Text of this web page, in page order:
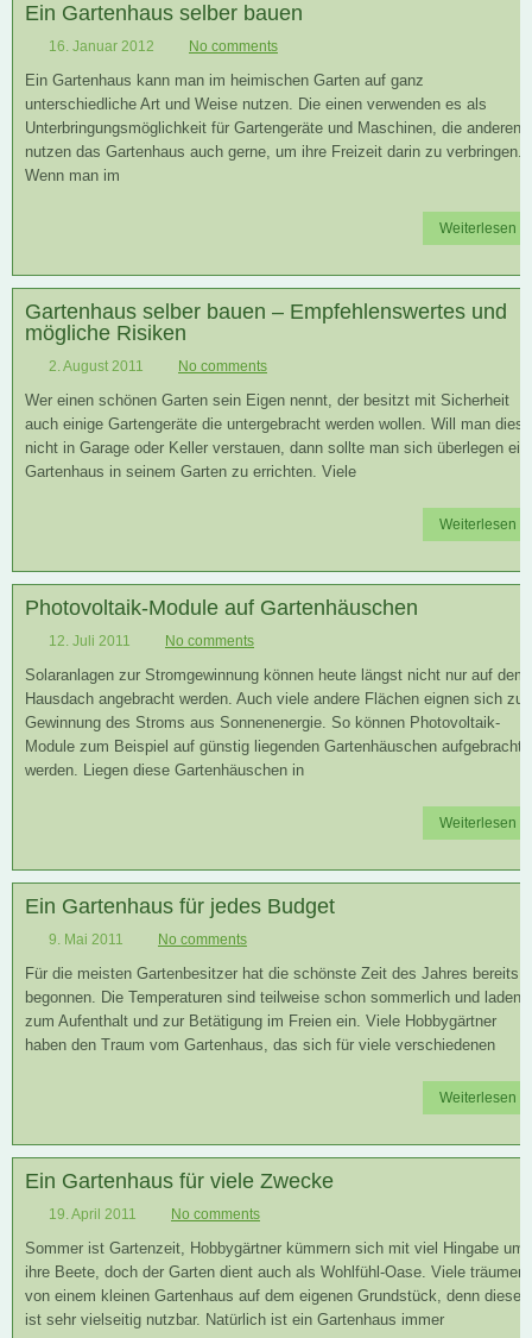
Ein Gartenhaus selber bauen
16. Januar 2012 No comments
Ein Gartenhaus kann man im heimischen Garten auf ganz
unterschiedliche Art und Weise nutzen. Die einen verwenden es als
Unterbringungsmöglichkeit für Gartengeräte und Maschinen, die anderen
nutzen das Gartenhaus auch gerne, um ihre Freizeit darin zu verbringen.
Wenn man im
Weiterlesen
Gartenhaus selber bauen – Empfehlenswertes und
mögliche Risiken
2. August 2011 No comments
Wer einen schönen Garten sein Eigen nennt, der besitzt mit Sicherheit
auch einige Gartengeräte die untergebracht werden wollen. Will man diese
nicht in Garage oder Keller verstauen, dann sollte man sich überlegen ein
Gartenhaus in seinem Garten zu errichten. Viele
Weiterlesen
Photovoltaik-Module auf Gartenhäuschen
12. Juli 2011 No comments
Solaranlagen zur Stromgewinnung können heute längst nicht nur auf dem
Hausdach angebracht werden. Auch viele andere Flächen eignen sich zur
Gewinnung des Stroms aus Sonnenenergie. So können Photovoltaik-
Module zum Beispiel auf günstig liegenden Gartenhäuschen aufgebracht
werden. Liegen diese Gartenhäuschen in
Weiterlesen
Ein Gartenhaus für jedes Budget
9. Mai 2011 No comments
Für die meisten Gartenbesitzer hat die schönste Zeit des Jahres bereits
begonnen. Die Temperaturen sind teilweise schon sommerlich und laden
zum Aufenthalt und zur Betätigung im Freien ein. Viele Hobbygärtner
haben den Traum vom Gartenhaus, das sich für viele verschiedenen
Weiterlesen
Ein Gartenhaus für viele Zwecke
19. April 2011 No comments
Sommer ist Gartenzeit, Hobbygärtner kümmern sich mit viel Hingabe um
ihre Beete, doch der Garten dient auch als Wohlfühl-Oase. Viele träumen
von einem kleinen Gartenhaus auf dem eigenen Grundstück, denn dieses
ist sehr vielseitig nutzbar. Natürlich ist ein Gartenhaus immer